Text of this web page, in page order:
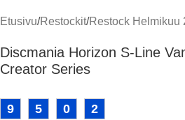
Etusivu/Restockit/Restock Helmikuu
Discmania Horizon S-Line
Creator Series
9 5 0 2